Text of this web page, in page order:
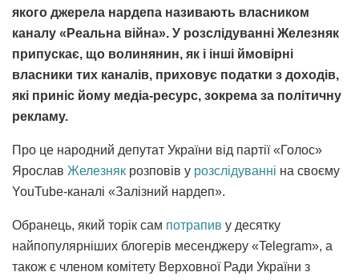
якого джерела нардепа називають власником
каналу «Реальна війна». У розслідуванні Железняк
припускає, що волинянин, як і інші ймовірні
власники тих каналів, приховує податки з доходів,
які приніс йому медіа-ресурс, зокрема за політичну
рекламу.
Про це народний депутат України від партії «Голос»
Ярослав Железняк розповів у розслідуванні на своєму
YouTube-каналі «Залізний нардеп».
Обранець, який торік сам потрапив у десятку
найпопулярніших блогерів месенджеру «Telegram», а
також є членом комітету Верховної Ради України з